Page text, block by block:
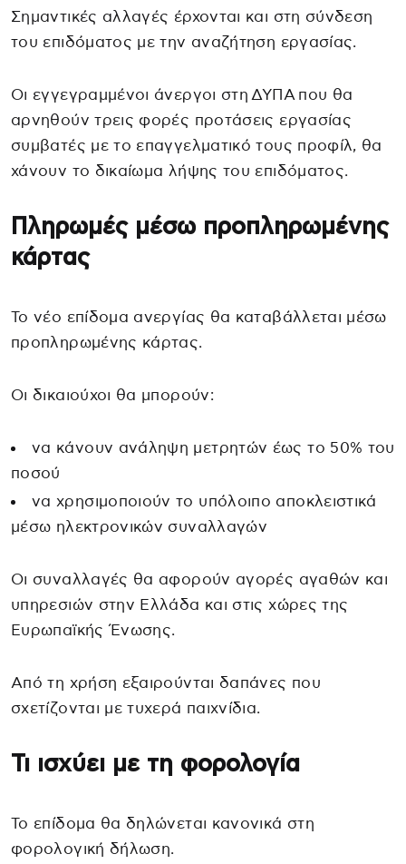
Σημαντικές αλλαγές έρχονται και στη σύνδεση
του επιδόματος με την αναζήτηση εργασίας.
Οι εγγεγραμμένοι άνεργοι στη ΔΥΠΑ που θα
αρνηθούν τρεις φορές προτάσεις εργασίας
συμβατές με το επαγγελματικό τους προφίλ, θα
χάνουν το δικαίωμα λήψης του επιδόματος.
Πληρωμές μέσω προπληρωμένης
κάρτας
Το νέο επίδομα ανεργίας θα καταβάλλεται μέσω
προπληρωμένης κάρτας.
Οι δικαιούχοι θα μπορούν:
να κάνουν ανάληψη μετρητών έως το 50% του
ποσού
να χρησιμοποιούν το υπόλοιπο αποκλειστικά
μέσω ηλεκτρονικών συναλλαγών
Οι συναλλαγές θα αφορούν αγορές αγαθών και
υπηρεσιών στην Ελλάδα και στις χώρες της
Ευρωπαϊκής Ένωσης.
Από τη χρήση εξαιρούνται δαπάνες που
σχετίζονται με τυχερά παιχνίδια.
Τι ισχύει με τη φορολογία
Το επίδομα θα δηλώνεται κανονικά στη
φορολογική δήλωση.